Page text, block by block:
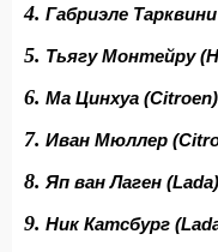
4. Габриэле
5. Тьягу Монтейру
6. Ма Цинхуа (Citroen)
7. Иван Мюллер
8. Яп ван Лаген (Lada)
9. Ник Катсбург